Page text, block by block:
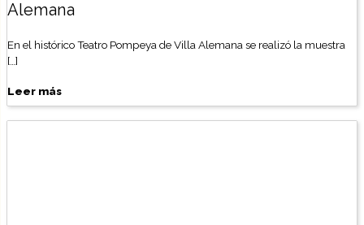
Alemana
En el histórico Teatro Pompeya de Villa Alemana se realizó la muestra
[…]
Leer más